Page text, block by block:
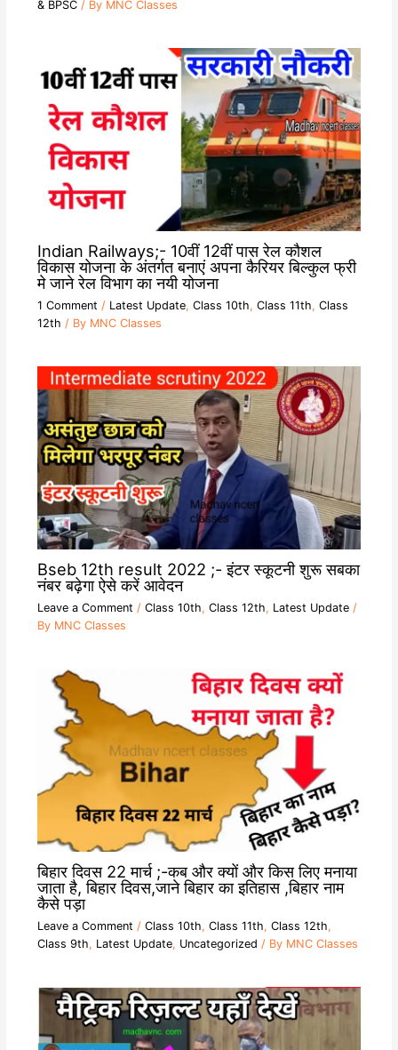
& BPSC/ By MNC Classes
Indian Railways;- 10वीं 12वीं पास रेल कौशल
विकास योजना के अंतर्गत बनाएं अपना कैरियर बिल्कुल फ्री
मे जाने रेल विभाग का नयी योजना
1 Comment / Latest Update, Class 10th, Class 11th, Class
12th / By MNC Classes
Bseb 12th result 2022 ;- इंटर स्कूटनी शुरू सबका
नंबर बढ़ेगा ऐसे करें आवेदन
Leave a Comment / Class 10th, Class 12th, Latest Update/
By MNC Classes
बिहार दिवस 22 मार्च ;-कब और क्यों और किस लिए मनाया
जाता है, बिहार दिवस,जाने बिहार का इतिहास ,बिहार नाम
कैसे पड़ा
Leave a Comment / Class 10th, Class 11th, Class 12th,
Class 9th, Latest Update, Uncategorized / By MNC Classes